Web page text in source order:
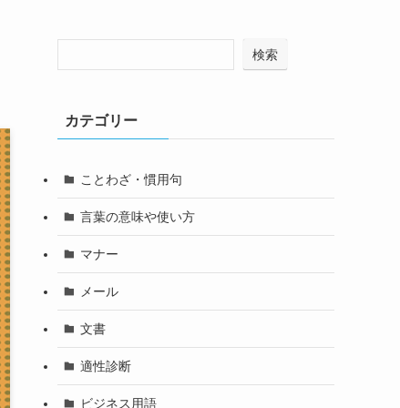
検索
カテゴリー
ことわざ・慣用句
言葉の意味や使い方
マナー
メール
文書
適性診断
ビジネス用語